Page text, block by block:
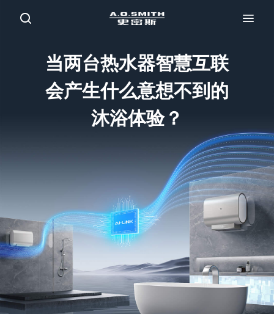
当两台热水器智慧互联
会产生什么意想不到的
沐浴体验？